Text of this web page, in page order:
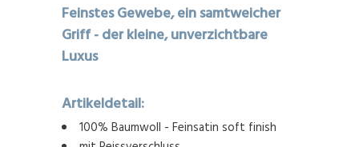
Feinstes Gewebe, ein samtweicher
Griff - der kleine, unverzichtbare
Luxus
Artikeldetail:
100% Baumwoll - Feinsatin soft finish